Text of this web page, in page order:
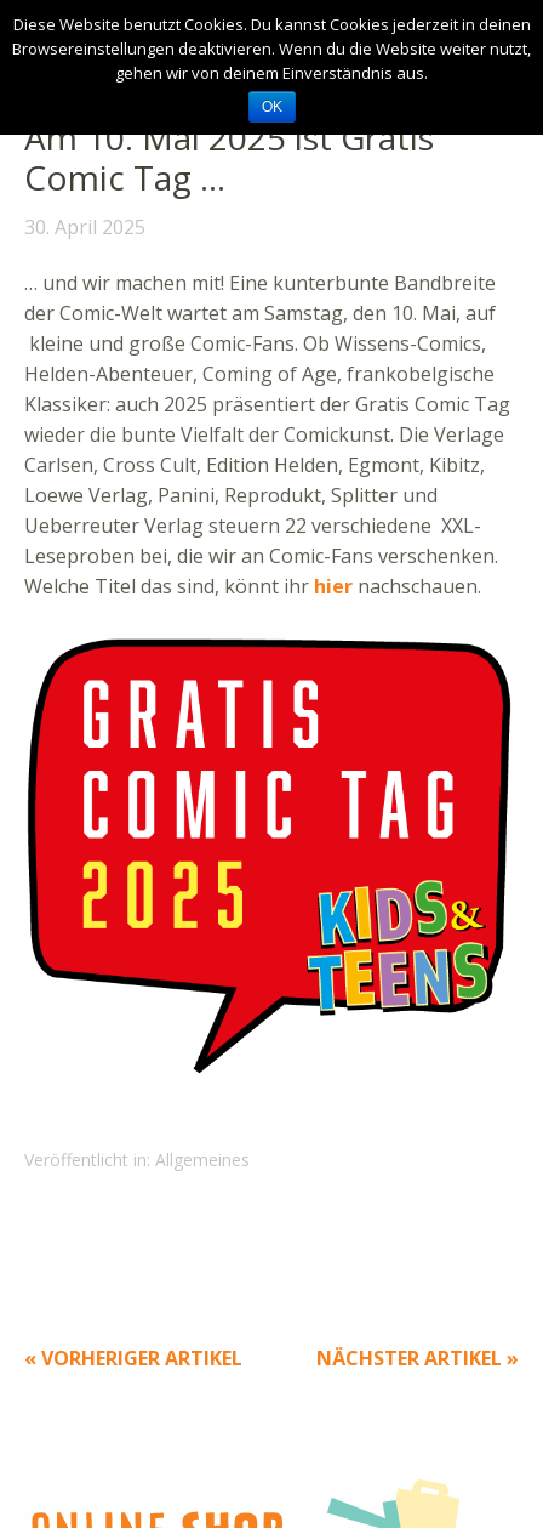
Am 10. Mai 2025 ist Gratis
Comic Tag …
30. April 2025
… und wir machen mit! Eine kunterbunte Bandbreite
der Comic-Welt wartet am Samstag, den 10. Mai, auf
kleine und große Comic-Fans. Ob Wissens-Comics,
Helden-Abenteuer, Coming of Age, frankobelgische
Klassiker: auch 2025 präsentiert der Gratis Comic Tag
wieder die bunte Vielfalt der Comickunst. Die Verlage
Carlsen, Cross Cult, Edition Helden, Egmont, Kibitz,
Loewe Verlag, Panini, Reprodukt, Splitter und
Ueberreuter Verlag steuern 22 verschiedene XXL-
Leseproben bei, die wir an Comic-Fans verschenken.
Welche Titel das sind, könnt ihr hier nachschauen.
Veröffentlicht in: Allgemeines
NÄCHSTER ARTIKEL »
« VORHERIGER ARTIKEL
Diese Website benutzt Cookies. Du kannst Cookies jederzeit in deinen
Browsereinstellungen deaktivieren. Wenn du die Website weiter nutzt,
gehen wir von deinem Einverständnis aus.
OK